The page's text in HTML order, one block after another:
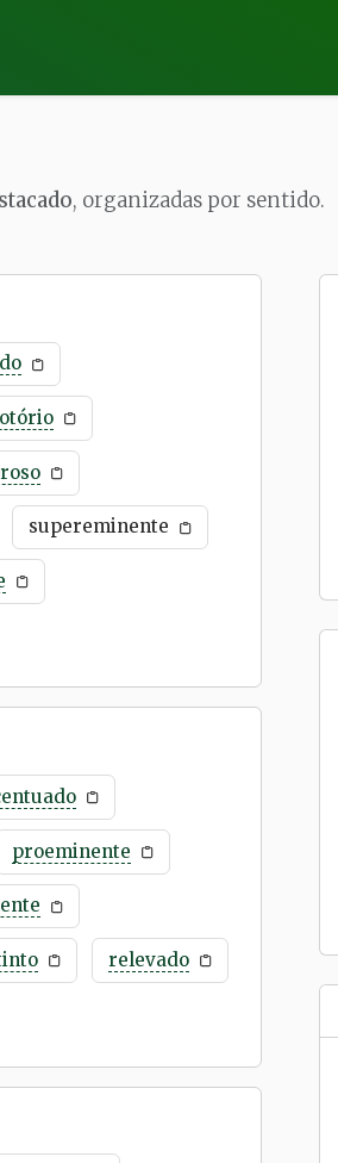
, organizadas por sentido.
supereminente
proeminente
relevado